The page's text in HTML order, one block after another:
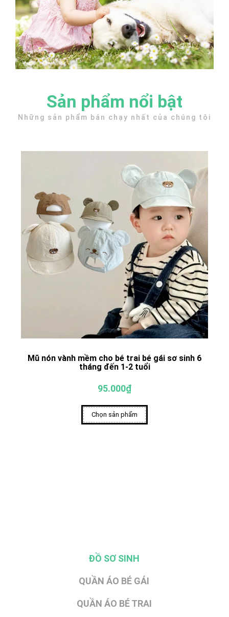
Sản phẩm nổi bật
Những sản phẩm bán chạy nhất của chúng tôi
Mũ nón vành mềm cho bé trai bé gái sơ sinh 6
tháng đến 1-2 tuổi
95.000₫
Chọn sản phẩm
ĐỒ SƠ SINH
QUẦN ÁO BÉ GÁI
QUẦN ÁO BÉ TRAI